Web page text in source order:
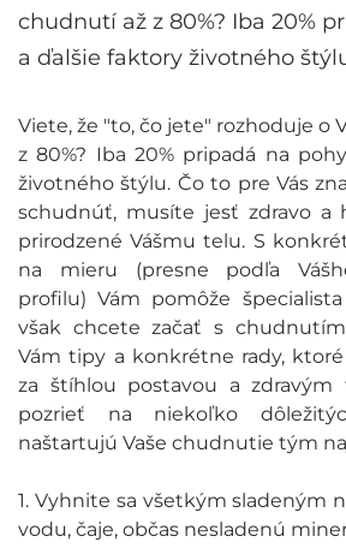
chudnutí až z 80%? Iba 20%
a ďalšie faktory životného
Viete, že "to, čo jete" rozhoduje o
z 80%? Iba 20% pripadá na
životného štýlu. Čo to pre Vás
schudnúť, musíte jesť zdravo a
prirodzené Vášmu telu. S
na mieru (presne podľa
profilu) Vám pomôže špecialista
však chcete začať s
Vám tipy a konkrétne rady,
za štíhlou postavou a zdravým
pozrieť na niekoľko
naštartujú Vaše chudnutie tým
1. Vyhnite sa všetkým sladeným
vodu, čaje, občas nesladenú